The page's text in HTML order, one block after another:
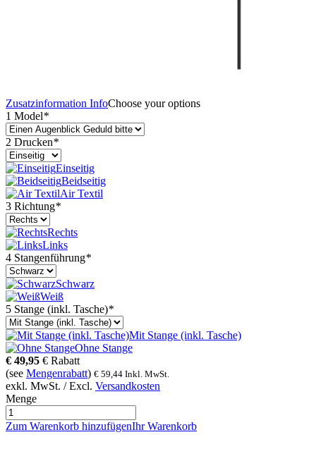
Zusatzinformation InfoChoose your options
1 Model*
2 Drucken*
Einseitig
Beidseitig
Air Textil
3 Richtung*
Rechts
Links
4 Stangenführung*
Schwarz
Weiß
5 Stange (inkl. Tasche)*
Mit Stange (inkl. Tasche)
Ohne Stange
€ 49,95 € Rabatt
(see Mengenrabatt) € 59,44 Inkl. MwSt.
exkl. MwSt. / Excl. Versandkosten
Menge
Zum Warenkorb hinzufügenIhr Warenkorb